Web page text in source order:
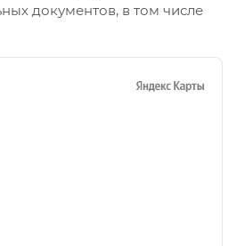
документов, в том числе